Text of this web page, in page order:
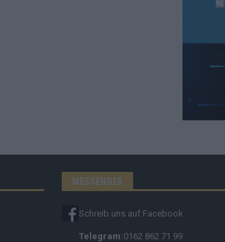
MESSENGER
Schreib uns auf Facebook
Telegram:0162 862 71 99